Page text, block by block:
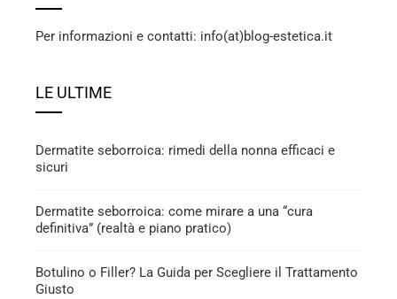
Per informazioni e contatti: info(at)blog-estetica.it
LE ULTIME
Dermatite seborroica: rimedi della nonna efficaci e
sicuri
Dermatite seborroica: come mirare a una “cura
definitiva” (realtà e piano pratico)
Botulino o Filler? La Guida per Scegliere il Trattamento
Giusto